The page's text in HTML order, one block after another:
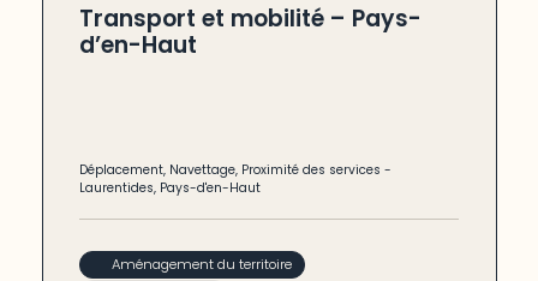
Transport et mobilité – Pays-
d’en-Haut
Déplacement, Navettage, Proximité des services -
Laurentides, Pays-d'en-Haut
Aménagement du territoire